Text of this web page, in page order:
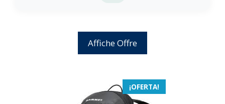
Affiche Offre
¡OFERTA!